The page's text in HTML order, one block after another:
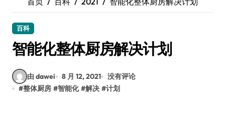
百科
智能化整体厨房解决计划
由 dawei 8 月 12, 2021
没有评论
#整体厨房 #智能化 #解决 #计划